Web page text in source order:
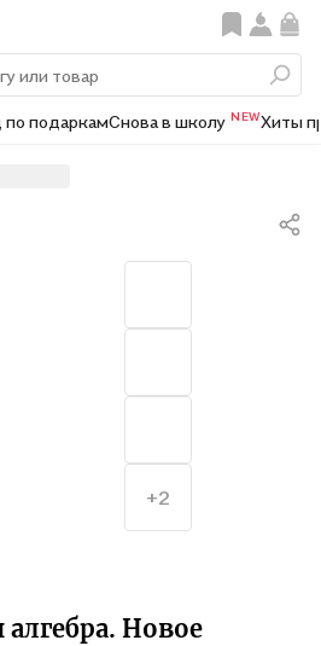
по подаркамСнова в школу NEWХиты
Новое
+2